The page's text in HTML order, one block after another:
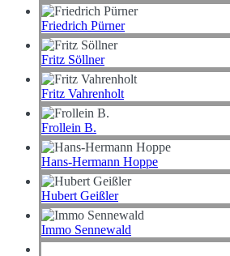
Friedrich Pürner
Fritz Söllner
Fritz Vahrenholt
Frollein B.
Hans-Hermann Hoppe
Hubert Geißler
Immo Sennewald